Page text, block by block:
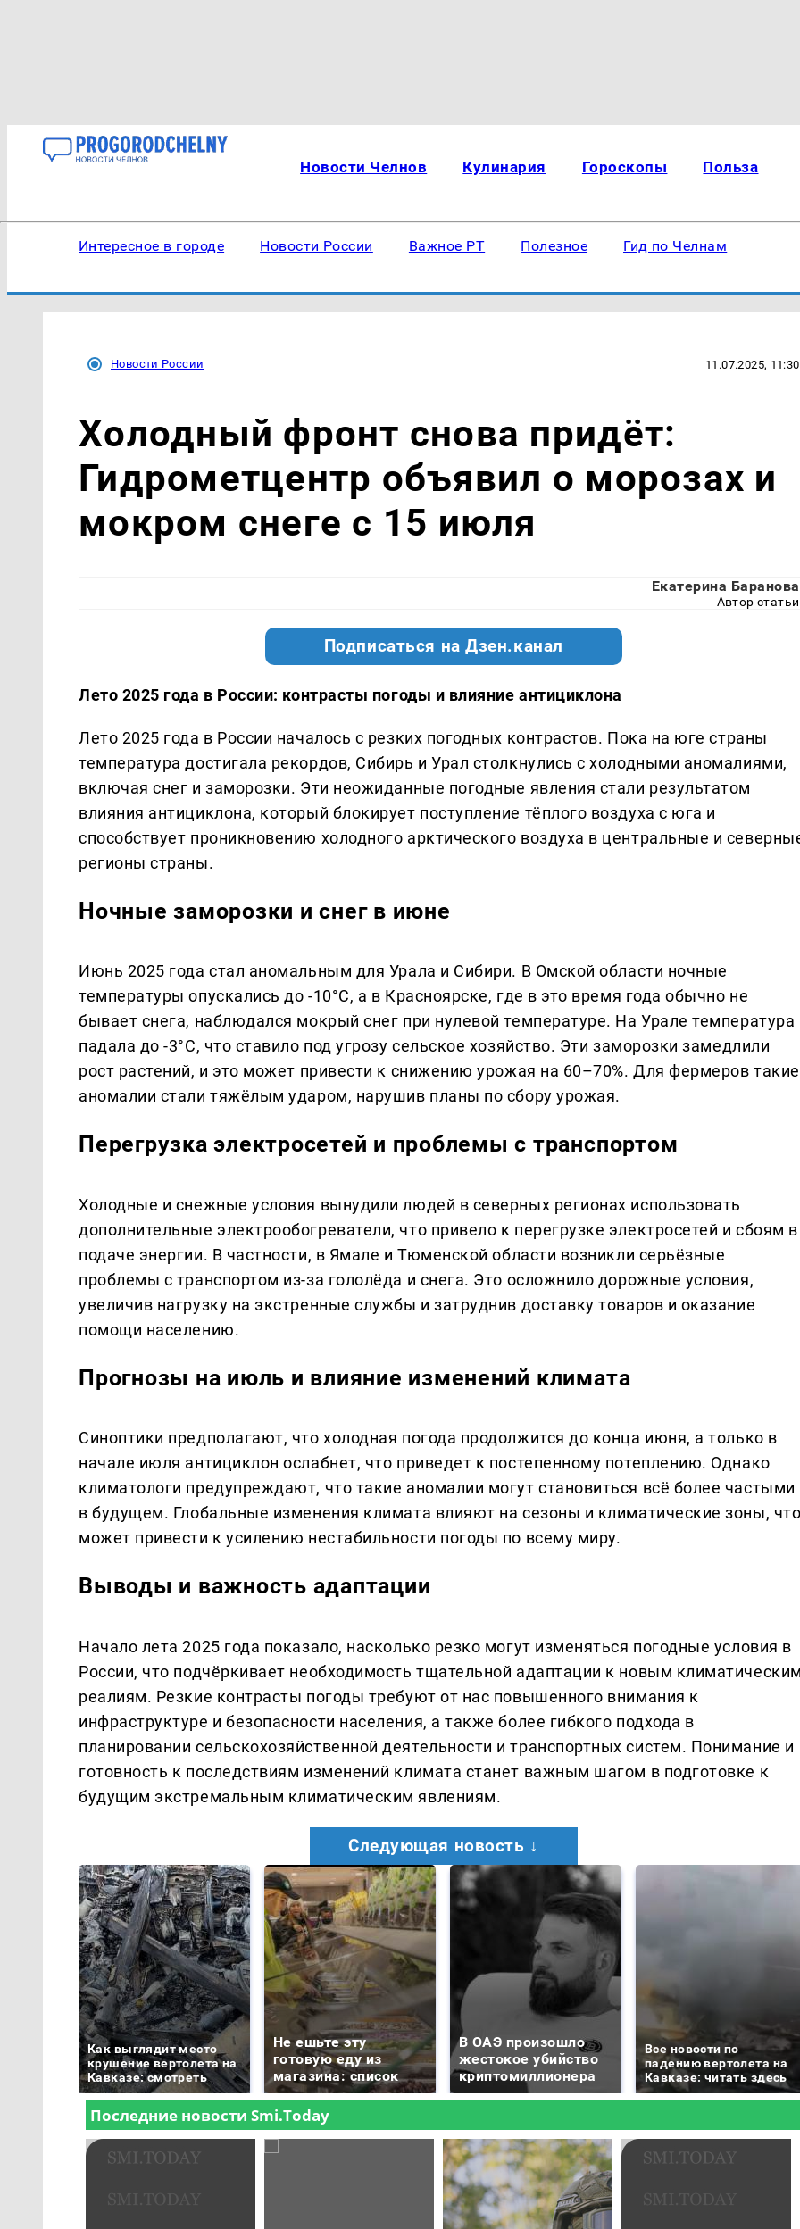
Новости Челнов Кулинария Гороскопы Польза
Интересное в городе Новости России Важное РТ Полезное Гид по Челнам
Новости России 11.07.2025, 11:30
Холодный фронт снова придёт:
Гидрометцентр объявил о морозах и
мокром снеге с 15 июля
Екатерина Баранова
Автор статьи
Подписаться на Дзен.канал
Лето 2025 года в России: контрасты погоды и влияние антициклона
Лето 2025 года в России началось с резких погодных контрастов. Пока на юге страны
температура достигала рекордов, Сибирь и Урал столкнулись с холодными аномалиями,
включая снег и заморозки. Эти неожиданные погодные явления стали результатом
влияния антициклона, который блокирует поступление тёплого воздуха с юга и
способствует проникновению холодного арктического воздуха в центральные и
регионы страны.
Ночные заморозки и снег в июне
Июнь 2025 года стал аномальным для Урала и Сибири. В Омской области ночные
температуры опускались до -10°C, а в Красноярске, где в это время года обычно не
бывает снега, наблюдался мокрый снег при нулевой температуре. На Урале температура
падала до -3°C, что ставило под угрозу сельское хозяйство. Эти заморозки замедлили
рост растений, и это может привести к снижению урожая на 60–70%. Для фермеров такие
аномалии стали тяжёлым ударом, нарушив планы по сбору урожая.
Перегрузка электросетей и проблемы с транспортом
Холодные и снежные условия вынудили людей в северных регионах использовать
дополнительные электрообогреватели, что привело к перегрузке электросетей и сбоям в
подаче энергии. В частности, в Ямале и Тюменской области возникли серьёзные
проблемы с транспортом из-за гололёда и снега. Это осложнило дорожные условия,
увеличив нагрузку на экстренные службы и затруднив доставку товаров и оказание
помощи населению.
Прогнозы на июль и влияние изменений климата
Синоптики предполагают, что холодная погода продолжится до конца июня, а только в
начале июля антициклон ослабнет, что приведет к постепенному потеплению. Однако
климатологи предупреждают, что такие аномалии могут становиться всё более частыми
в будущем. Глобальные изменения климата влияют на сезоны и климатические зоны,
может привести к усилению нестабильности погоды по всему миру.
Выводы и важность адаптации
Начало лета 2025 года показало, насколько резко могут изменяться погодные условия в
России, что подчёркивает необходимость тщательной адаптации к новым
реалиям. Резкие контрасты погоды требуют от нас повышенного внимания к
инфраструктуре и безопасности населения, а также более гибкого подхода в
планировании сельскохозяйственной деятельности и транспортных систем. Понимание и
готовность к последствиям изменений климата станет важным шагом в подготовке к
будущим экстремальным климатическим явлениям.
Следующая новость ↓
Как выглядит место
крушение вертолета на
Кавказе: смотреть
Не ешьте эту
готовую еду из
магазина: список
В ОАЭ произошло
жестокое убийство
криптомиллионера
Все новости по
падению вертолета на
Кавказе: читать здесь